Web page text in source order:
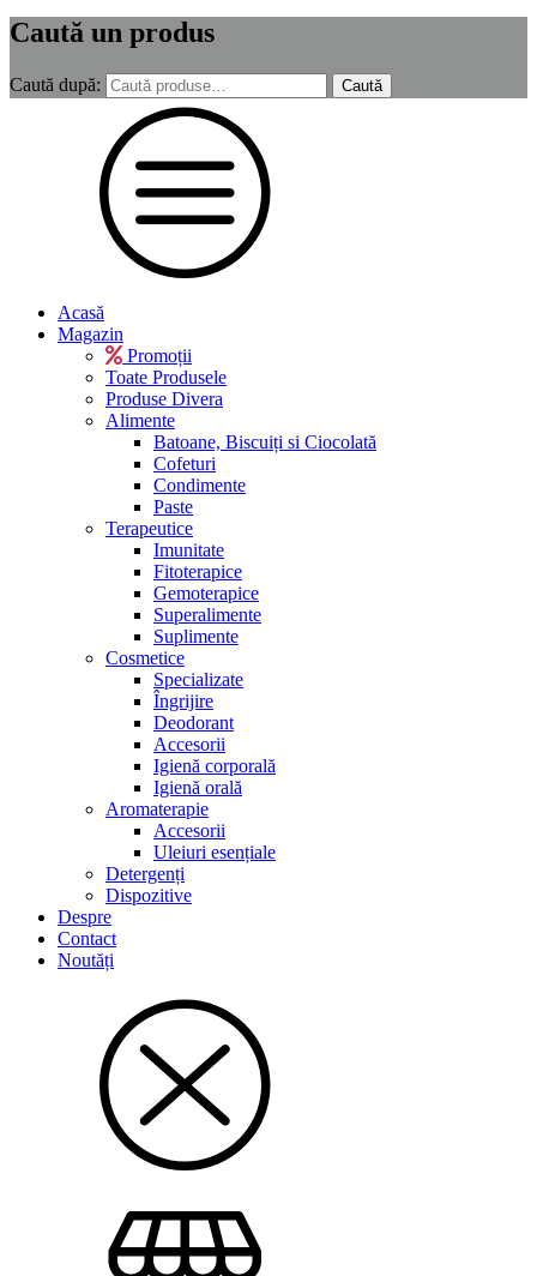
Caută un produs
Caută după: Caută
Acasă
Magazin
Promoții
Toate Produsele
Produse Divera
Alimente
Batoane, Biscuiți si Ciocolată
Cofeturi
Condimente
Paste
Terapeutice
Imunitate
Fitoterapice
Gemoterapice
Superalimente
Suplimente
Cosmetice
Specializate
Îngrijire
Deodorant
Accesorii
Igienă corporală
Igienă orală
Aromaterapie
Accesorii
Uleiuri esențiale
Detergenți
Dispozitive
Despre
Contact
Noutăți